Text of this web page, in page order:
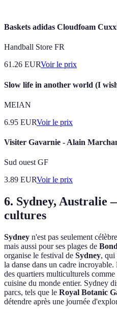
Baskets adidas Cloudfoam
Handball Store FR
61.26 EURVoir le prix
Slow life in another world (I
MEIAN
6.95 EURVoir le prix
Visiter Gavarnie - Alain
Sud ouest GF
3.89 EURVoir le prix
6. Sydney, Australie
cultures
Sydney n'est pas seulement
mais aussi pour ses plages de
organise le festival de Sydney, qui
la danse dans un cadre
des quartiers multiculturels comme
cuisine du monde entier. Sydney
parcs, tels que le Royal Botanic
détendre après une journée